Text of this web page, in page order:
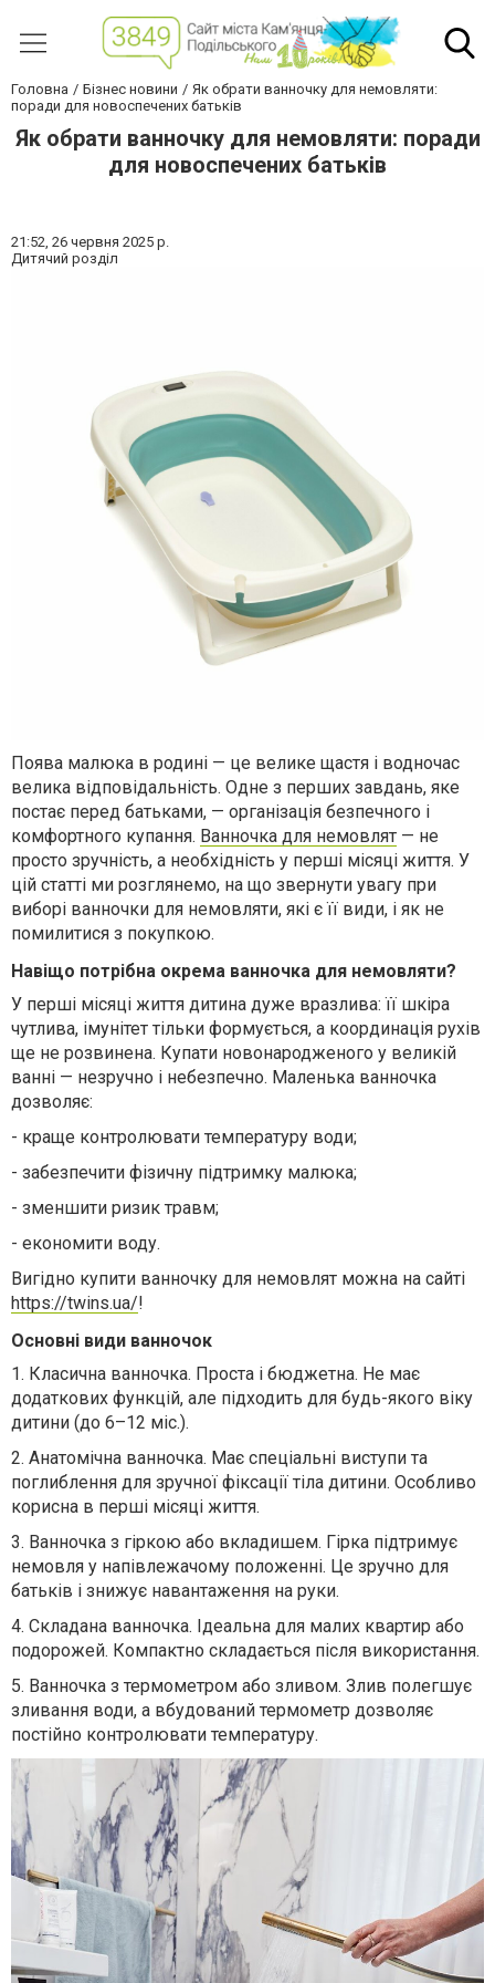
Головна Бізнес новини
Як обрати ванночку для немовляти:
поради для новоспечених батьків
Як обрати ванночку для немовляти: поради
для новоспечених батьків
21:52, 26 червня 2025 р.
Дитячий розділ
Поява малюка в родині — це велике щастя і водночас
велика відповідальність. Одне з перших завдань, яке
постає перед батьками, — організація безпечного і
комфортного купання. Ванночка для немовлят — не
просто зручність, а необхідність у перші місяці життя. У
цій статті ми розглянемо, на що звернути увагу при
виборі ванночки для немовляти, які є її види, і як не
помилитися з покупкою.
Навіщо потрібна окрема ванночка для немовляти?
У перші місяці життя дитина дуже вразлива: її шкіра
чутлива, імунітет тільки формується, а координація рухів
ще не розвинена. Купати новонародженого у великій
ванні — незручно і небезпечно. Маленька ванночка
дозволяє:
- краще контролювати температуру води;
- забезпечити фізичну підтримку малюка;
- зменшити ризик травм;
- економити воду.
Вигідно купити ванночку для немовлят можна на сайті
https://twins.ua/!
Основні види ванночок
1. Класична ванночка. Проста і бюджетна. Не має
додаткових функцій, але підходить для будь-якого віку
дитини (до 6–12 міс.).
2. Анатомічна ванночка. Має спеціальні виступи та
поглиблення для зручної фіксації тіла дитини. Особливо
корисна в перші місяці життя.
3. Ванночка з гіркою або вкладишем. Гірка підтримує
немовля у напівлежачому положенні. Це зручно для
батьків і знижує навантаження на руки.
4. Складана ванночка. Ідеальна для малих квартир або
подорожей. Компактно складається після використання.
5. Ванночка з термометром або зливом. Злив полегшує
зливання води, а вбудований термометр дозволяє
постійно контролювати температуру.